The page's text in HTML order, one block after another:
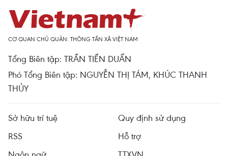
CƠ QUAN CHỦ QUẢN: THÔNG TẤN XÃ VIỆT NAM
Tổng Biên tập: TRẦN TIẾN DUẨN
Phó Tổng Biên tập: NGUYỄN THỊ TÁM, KHÚC THANH
THỦY
Sở hữu trí tuệ
Quy định sử dụng
RSS
Hỗ trợ